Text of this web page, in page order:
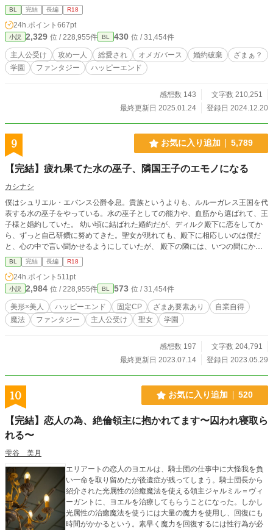
女性向けHOTランキング最高位5位、いただきました。たくさんの閲覧、ありが
とうございます。 ※総愛され風味（攻めは一人） ※ざまぁ？はぬるめ（当社
比） ※ぽわぽわ系受け ※番外編もあります ※オメガバースの設定をお借りして
います
BL 完結 長編 R18
24h.ポイント 667pt
小説 2,329 位 / 228,955件 BL 430 位 / 31,454件
主人公受け 攻め一人 総愛され オメガバース 婚約破棄
ざまぁ？
学園
ファンタジー ハッピーエンド
感想数 143
文字数 210,251
最終更新日 2025.01.24
登録日 2024.12.20
9 お気に入り追加 5,789
【完結】疲れ果てた水の巫子、隣国王子のエモノになる
カシナシ
僕はシュリエル・エバンス公爵令息。貴族というよりも、ルルーガレス王国を代
表する水の巫子をやっている。水の巫子としての能力や、血筋から選ばれて、王
子様と婚約していた。 幼い頃に結ばれた婚約だが、ディルク殿下に恋をしてか
ら、ずっと自己研鑽に努めてきた。聖女が現れても、殿下に相応しいのは僕だ
と、心の中で言い聞かせるようにしていたが、 殿下の隣には、いつの間にかロ
ーズブロンドの美しい聖女がいた。 なんとかしてかつての優しい眼差しに戻っ
てほしいのに、日が経つ毎に状況は悪くなる。 そんなある日、僕は目を疑うも
のを見てしまった。 攻め・威圧系美形 受け・浮世離れ系美人 （HOTランキング
最高３位、頂きました。たくさんの閲覧ありがとうございます！） （第12回BL
大賞にて、奨励賞を頂きました。たくさんの応援、ありがとうございました！）
※ざまぁというより自業自得 ※序盤は暗めですが甘々になっていきます ※本編
６０話（約16万字）＋番外編数話くらい ※残酷描写あります ※ R18は後半に
BL 完結 長編 R18
24h.ポイント 511pt
小説 2,984 位 / 228,955件 BL 573 位 / 31,454件
美形×美人 ハッピーエンド 固定CP ざまあ要素あり
自業自得
魔法
ファンタジー 主人公受け 聖女 学園
感想数 197
文字数 204,791
最終更新日 2023.07.14
登録日 2023.05.29
10 お気に入り追加 520
【完結】恋人の為、絶倫領主に抱かれてます〜囚われ寝取ら
れる〜
雫谷 美月
エリアートの恋人のヨエルは、騎士団の仕事中に大怪我を負
い一命を取り留めたが後遺症が残ってしまう。騎士団長から
紹介された光属性の治癒魔法を使える領主ジャルミル＝ヴィ
ーガントに、ヨエルを治療してもらうことになった。しかし
光属性の治癒魔法を使うには大量の魔力を使用し、回復にも
時間がかかるという。素早く魔力を回復するには性行為が必